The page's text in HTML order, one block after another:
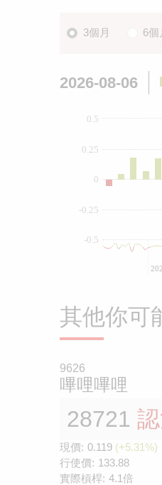
3個月 6個
2026-08-06
0
-0.5
-0.25
0.25
0.5
其他你可
9626
嗶哩嗶哩
28721
現價: 0.119 (+5.31%)
行使價: 133.88
實際槓桿: 4.1倍